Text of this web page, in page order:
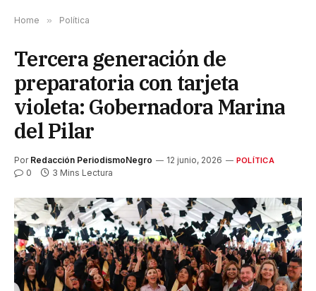
Home » Política
Tercera generación de
preparatoria con tarjeta
violeta: Gobernadora Marina
del Pilar
Por Redacción PeriodismoNegro 12 junio, 2026 POLÍTICA
0 3 Mins Lectura